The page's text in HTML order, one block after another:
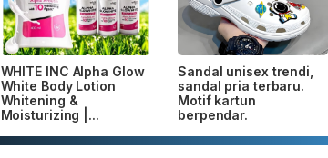
WHITE INC Alpha Glow
White Body Lotion
Whitening &
Moisturizing |...
Sandal unisex trendi,
sandal pria terbaru.
Motif kartun
berpendar.